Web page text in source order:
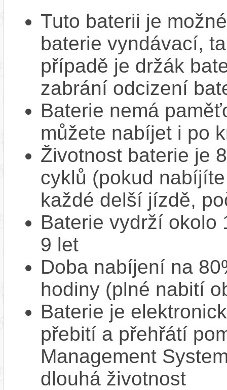
Tuto baterii je
baterie vyndávací,
případě je držák
zabrání odcizení
Baterie nemá
můžete nabíjet i po
Životnost baterie je
cyklů (pokud
každé delší jízdě,
Baterie vydrží okolo
9 let
Doba nabíjení na
hodiny (plné nabití
Baterie je
přebití a přehřátí
Management
dlouhá životnost